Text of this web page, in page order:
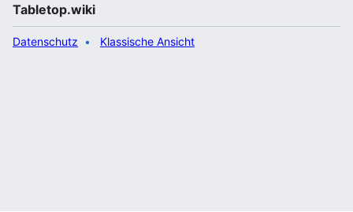
Tabletop.wiki
Datenschutz Klassische Ansicht